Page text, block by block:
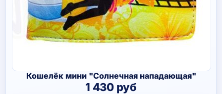
Кошелёк мини "Солнечная нападающая"
1 430 руб